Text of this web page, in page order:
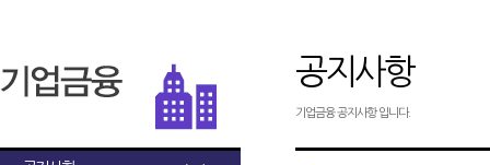
공지사항
기업금융 공지사항 입니다.